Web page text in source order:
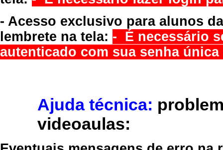
- Acesso exclusivo para alunos
lembrete na tela: - É necessário
autenticado com sua senha
Ajuda técnica:
videoaulas: